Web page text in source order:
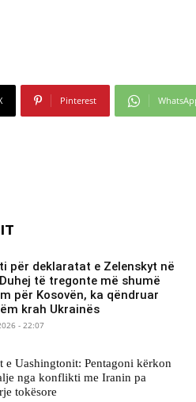
Pinterest
për deklaratat e Zelenskyt në
të tregonte më shumë
për Kosovën, ka qëndruar
krah Ukrainës
- 22:07
e Uashingtonit: Pentagoni kërkon
nga konflikti me Iranin pa
tokësore